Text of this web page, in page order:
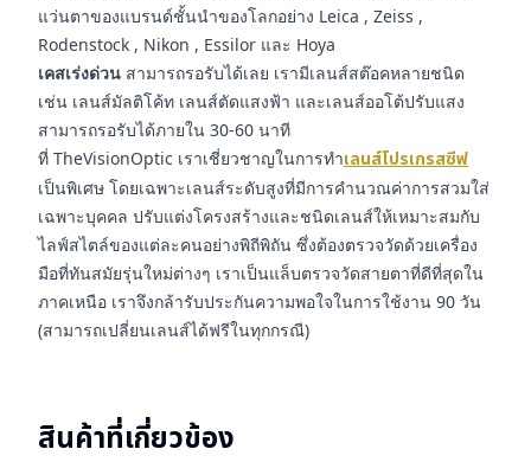
แว่นตาของแบรนด์ชั้นนำของโลกอย่าง Leica , Zeiss ,
Rodenstock , Nikon , Essilor และ Hoya
เคสเร่งด่วน สามารถรอรับได้เลย เรามีเลนส์สต๊อคหลายชนิด
เช่น เลนส์มัลติโค้ท เลนส์ตัดแสงฟ้า และเลนส์ออโต้ปรับแสง
สามารถรอรับได้ภายใน 30-60 นาที
ที่ TheVisionOptic เราเชี่ยวชาญในการทำเลนส์โปรเกรสซีฟ
เป็นพิเศษ โดยเฉพาะเลนส์ระดับสูงที่มีการคำนวณค่าการสวมใส่
เฉพาะบุคคล ปรับแต่งโครงสร้างและชนิดเลนส์ให้เหมาะสมกับ
ไลฟ์สไตล์ของแต่ละคนอย่างพิถีพิถัน ซึ่งต้องตรวจวัดด้วยเครื่อง
มือที่ทันสมัยรุ่นใหม่ต่างๆ เราเป็นแล็บตรวจวัดสายตาที่ดีที่สุดใน
ภาคเหนือ เราจึงกล้ารับประกันความพอใจในการใช้งาน 90 วัน
(สามารถเปลี่ยนเลนส์ได้ฟรีในทุกกรณี)
สินค้าที่เกี่ยวข้อง